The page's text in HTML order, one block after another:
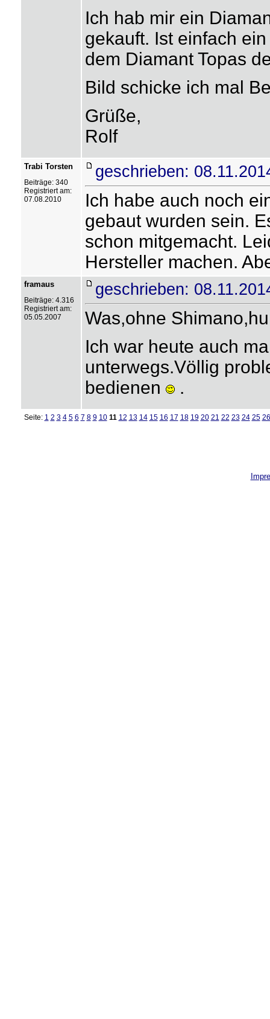
Ich hab mir ein
gekauft. Ist einfach
dem Diamant Topas
Bild schicke ich mal
Grüße,
Rolf
Trabi Torsten
Beiträge: 340
Registriert am:
07.08.2010
geschrieben:
Ich habe auch noch
gebaut wurden sein.
schon mitgemacht.
Hersteller machen.
framaus
Beiträge: 4.316
Registriert am:
05.05.2007
geschrieben:
Was,ohne
Ich war heute auch
unterwegs.Völlig
bedienen
.
Seite: 1 2 3 4 5 6 7 8 9 10 11 12 13 14 15 16 17 18 19 20 21 22 23 24 25 26